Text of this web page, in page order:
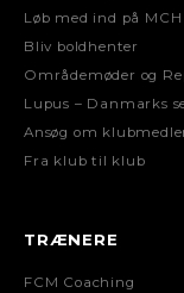
Løb med ind på MCH
Bliv boldhenter
Områdemøder og
Lupus – Danmarks
Ansøg om
Fra klub til klub
TRÆNERE
FCM Coaching